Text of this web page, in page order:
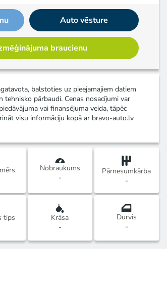
Auto vēsture
braucienu
balstoties uz pieejamajiem datiem
pārbaudi. Cenas nosacījumi var
vai finansējuma veida, tāpēc
visu informāciju kopā ar bravo-auto.lv
Nobraukums
-
Pārnesumkārba
-
tips
Krāsa
-
Durvis
-